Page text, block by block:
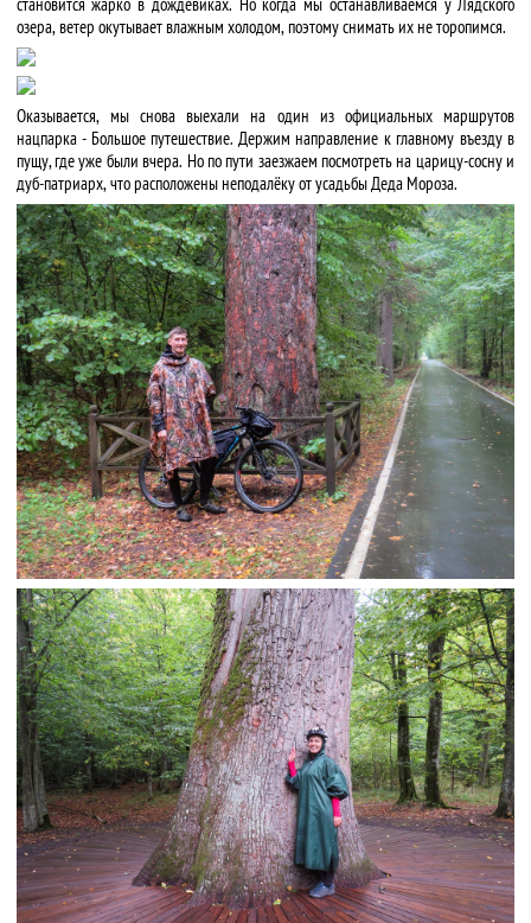
становится жарко в дождевиках. Но когда мы останавливаемся у Лядского
озера, ветер окутывает влажным холодом, поэтому снимать их не торопимся.
Оказывается, мы снова выехали на один из официальных маршрутов
нацпарка - Большое путешествие. Держим направление к главному въезду в
пущу, где уже были вчера. Но по пути заезжаем посмотреть на царицу-сосну и
дуб-патриарх, что расположены неподалёку от усадьбы Деда Мороза.